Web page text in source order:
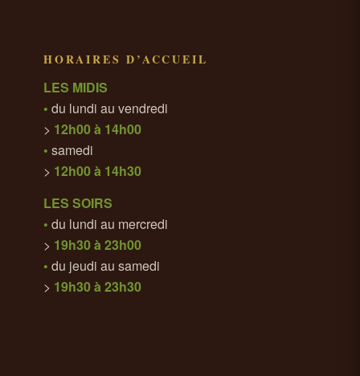
HORAIRES D’ACCUEIL
LES MIDIS
• du lundi au vendredi
> 12h00 à 14h00
• samedi
> 12h00 à 14h30
LES SOIRS
• du lundi au mercredi
> 19h30 à 23h00
• du jeudi au samedi
> 19h30 à 23h30